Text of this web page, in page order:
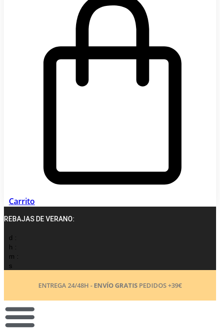
Carrito
REBAJAS DE VERANO:
d :
h :
m :
s
ENTREGA 24/48H - ENVÍO GRATISPEDIDOS +39€